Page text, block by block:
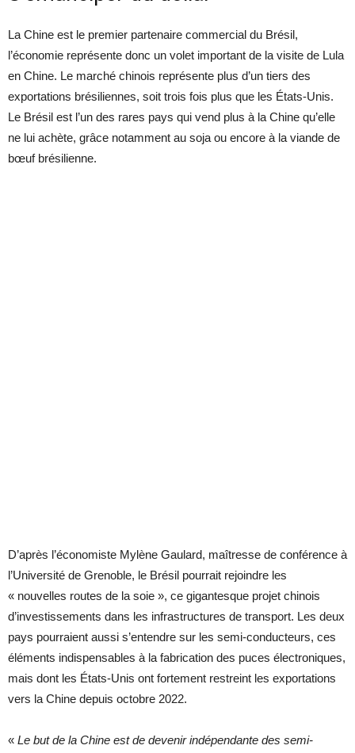
La Chine est le premier partenaire commercial du Brésil,
l’économie représente donc un volet important de la visite de Lula
en Chine. Le marché chinois représente plus d’un tiers des
exportations brésiliennes, soit trois fois plus que les États-Unis.
Le Brésil est l’un des rares pays qui vend plus à la Chine qu’elle
ne lui achète, grâce notamment au soja ou encore à la viande de
bœuf brésilienne.
D’après l’économiste Mylène Gaulard, maîtresse de conférence à
l’Université de Grenoble, le Brésil pourrait rejoindre les
« nouvelles routes de la soie », ce gigantesque projet chinois
d’investissements dans les infrastructures de transport. Les deux
pays pourraient aussi s’entendre sur les semi-conducteurs, ces
éléments indispensables à la fabrication des puces électroniques,
mais dont les États-Unis ont fortement restreint les exportations
vers la Chine depuis octobre 2022.
« Le but de la Chine est de devenir indépendante des semi-